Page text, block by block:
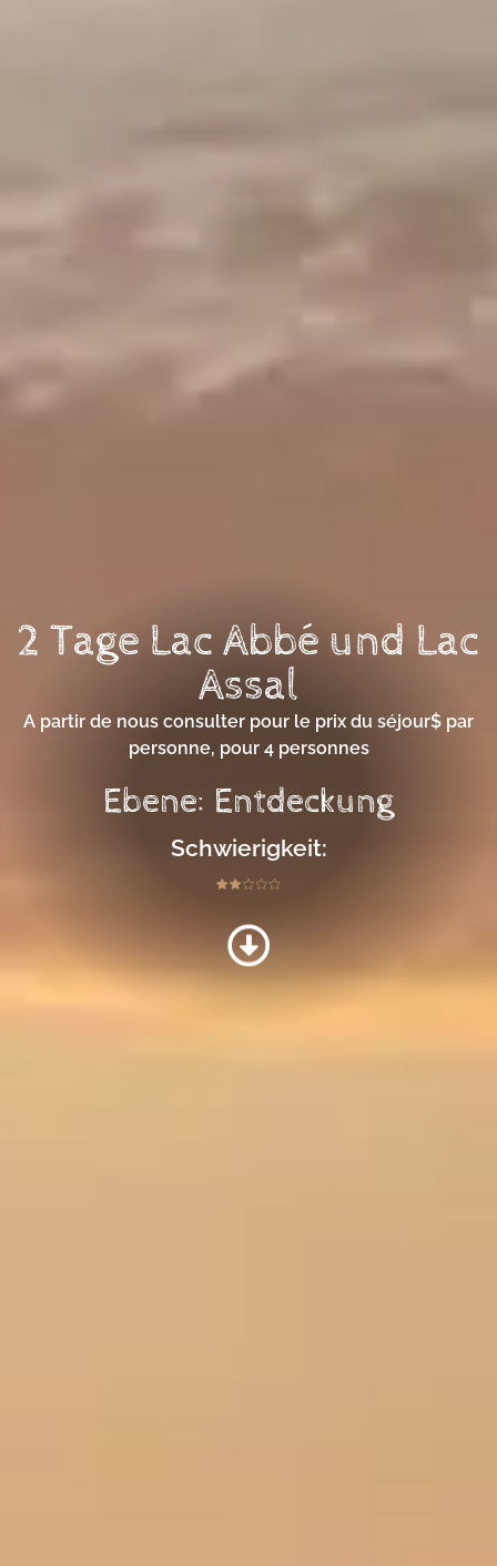
2 Tage Lac Abbé und Lac
Assal
A partir de nous consulter pour le prix du séjour$ par
personne, pour 4 personnes
Ebene: Entdeckung
Schwierigkeit: